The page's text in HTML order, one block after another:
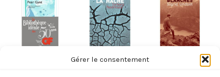
Gérer le consentement
NORVÈGE